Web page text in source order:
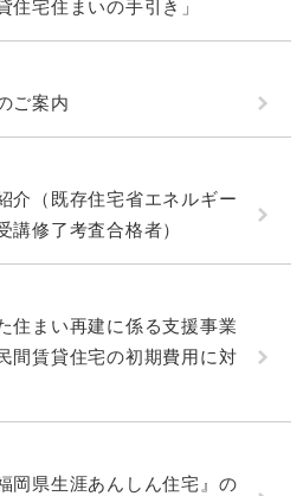
住宅住まいの手引き」
ご案内
介（既存住宅省エネルギー
講修了考査合格者）
住まい再建に係る支援事業
間賃貸住宅の初期費用に対
岡県生涯あんしん住宅』の